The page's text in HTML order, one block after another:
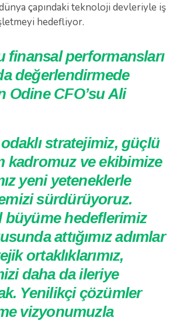
çapındaki teknoloji devleriyle iş
hedefliyor.
finansal performansları
değerlendirmede
Odine CFO’su Ali
stratejimiz, güçlü
kadromuz ve ekibimize
yeni yeteneklerle
sürdürüyoruz.
büyüme hedeflerimiz
attığımız adımlar
ortaklıklarımız,
daha da ileriye
Yenilikçi çözümler
vizyonumuzla